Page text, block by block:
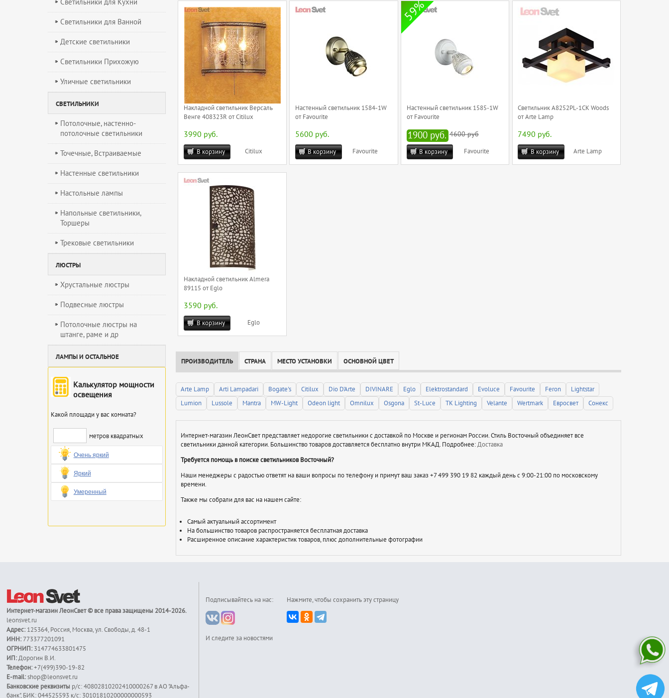
Светильники для Ванной
Детские светильники
Светильники Прихожую
Уличные светильники
СВЕТИЛЬНИКИ
Потолочные, настенно-
потолочные светильники
Точечные, Встраиваемые
Настенные светильники
Настольные лампы
Напольные светильники,
Торшеры
Трековые светильники
ЛЮСТРЫ
Хрустальные люстры
Подвесные люстры
Потолочные люстры на
штанге, раме и др
ЛАМПЫ И ОСТАЛЬНОЕ
Калькулятор мощности
освещения
Какой площади у вас комната?
метров квадратных
Очень яркий
Яркий
Умеренный
Накладной светильник Версаль
Венге 408323R от Citilux
3990 руб.
В корзину Citilux
Настенный светильник 1584-1W
от Favourite
5600 руб.
В корзину Favourite
Настенный светильник 1585-1W
от Favourite
59%
1900 руб. 4600 руб
В корзину Favourite
Светильник A8252PL-1CK Woods
от Arte Lamp
7490 руб.
В корзину Arte Lamp
Накладной светильник Almera
89115 от Eglo
3590 руб.
В корзину Eglo
ПРОИЗВОДИТЕЛЬ СТРАНА МЕСТО УСТАНОВКИ ОСНОВНОЙ ЦВЕТ
Arte Lamp Arti Lampadari Bogate's Citilux Dio D'Arte DIVINARE Eglo Elektrostandard Evoluce Favourite Feron
Lightstar
Lumion
Lussole Mantra MW-Light Odeon light Omnilux Osgona St-Luce TK Lighting Velante Wertmark Евросвет Сонекс
Интернет-магазин ЛеонСвет представляет недорогие светильники с доставкой по Москве и регионам России. Стиль Восточный объединяет все
светильники данной категории. Большинство товаров доставляется бесплатно внутри МКАД. Подробнее:Доставка
Требуется помощь в поиске светильников Восточный?
Наши менеджеры с радостью ответят на ваши вопросы по телефону и примут ваш заказ +7 499 390 19 82 каждый день с 9:00-21:00 по московскому
времени.
Также мы собрали для вас на нашем сайте:
Самый актуальный ассортимент
На большинство товаров распространяется бесплатная доставка
Расширенное описание характеристик товаров, плюс дополнительные фотографии
Интернет-магазинЛеонСвет© все права защищены 2014-2026.
leonsvet.ru
Адрес: 125364, Россия, Москва,ул. Свободы, д. 48-1
ИНН:773377201091
ОГРНИП: 314774633801475
ИП:Дорогин В.И.
Телефон: +7(499)390-19-82
E-mail: shop@leonsvet.ru
Банковские реквизиты р/с: 40802810202410000267 в АО "Альфа-
банк", БИК: 044525593 к/c: 30101810200000000593
Подписывайтесь на нас:
И следите за новостями
Нажмите, чтобы сохранить эту страницу